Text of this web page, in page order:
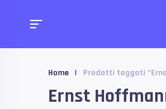
Home | Prodotti taggati
Ernst